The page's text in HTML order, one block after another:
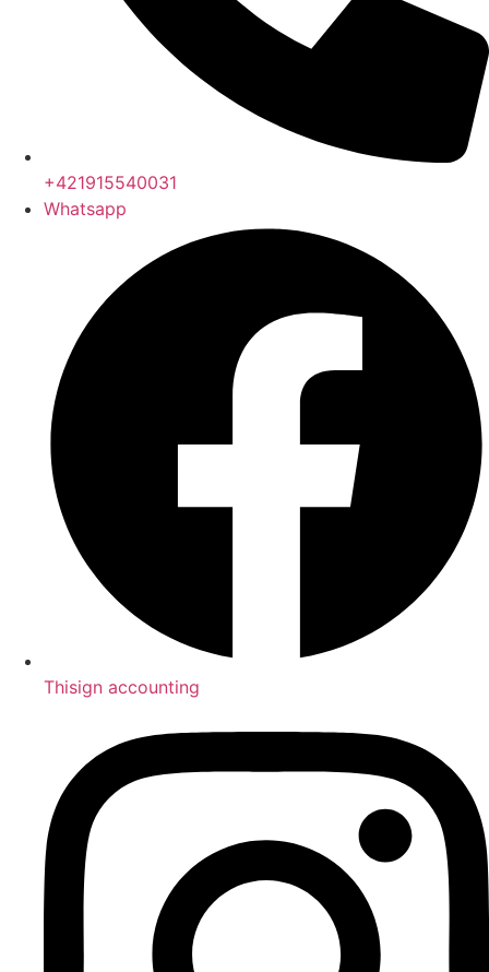
+421915540031
Whatsapp
Thisign accounting